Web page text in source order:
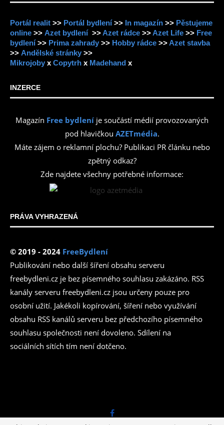
Portál realit >> Portál bydlení>> In magazín >> Pěstujeme
online >> Azet bydlení >>Azet rádce >>Azet Life >> Free
bydlení>> Prima zahrady >> Hobby rádce >>Azet stavba
>> Andělské stránky >>
Mikrojoby x Copytrh x Madehand x
INZERCE
Magazín Free bydlení je součástí médií provozovaných
pod hlavičkou AZETmédia.
Máte zájem o reklamní plochu? Publikaci PR článku nebo
zpětný odkaz?
Zde najdete všechny potřebné informace:
PRÁVA VYHRAZENÁ
© 2019 - 2024 FreeBydlení
Publikování nebo další šíření obsahu serveru
freebydleni.cz je bez písemného souhlasu zakázáno. RSS
kanály serveru freebydleni.cz jsou určeny pouze pro
osobní užití. Jakékoli kopírování, šíření nebo využívání
obsahu RSS kanálů serveru bez předchozího písemného
souhlasu společnosti není dovoleno. Sdílení na
sociálních sítích tím není dotčeno.